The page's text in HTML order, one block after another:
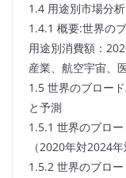
1.4 用途別市場分析
1.4.1 概要:世界の
用途別消費額：
産業、航空宇宙、
1.5 世界のブロー
と予測
1.5.1 世界のブロ
（2020年対2024年
1.5.2 世界のブロ